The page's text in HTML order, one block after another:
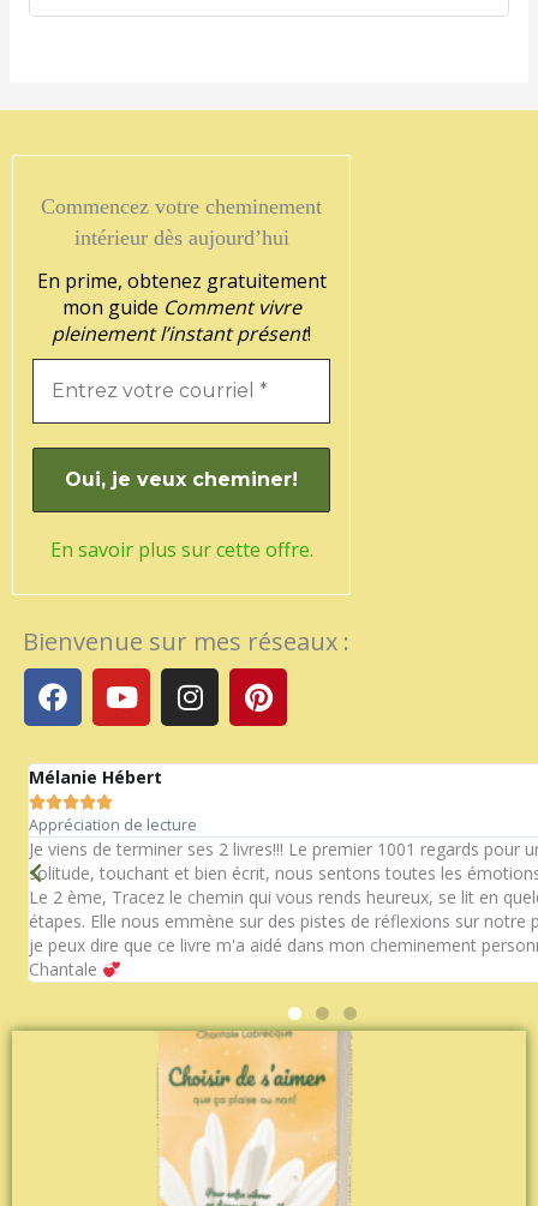
Commencez votre cheminement
intérieur dès aujourd’hui
En prime, obtenez gratuitement
mon guide Comment vivre
pleinement l’instant présent!
En savoir plus sur cette offre.
Bienvenue sur mes réseaux :
F
a
c
e
b
o
o
k
Y
o
u
t
u
b
e
I
n
s
t
g
r
a
m
P
i
n
t
e
s
t
Mélanie Hébert

Appréciation de lecture
Je viens de terminer ses 2 livres!!! Le premier 1001 regards pour
solitude, touchant et bien écrit, nous sentons toutes les
Le 2 ème, Tracez le chemin qui vous rends heureux, se lit en
étapes. Elle nous emmène sur des pistes de réflexions sur notre
je peux dire que ce livre m'a aidé dans mon cheminement
Chantale